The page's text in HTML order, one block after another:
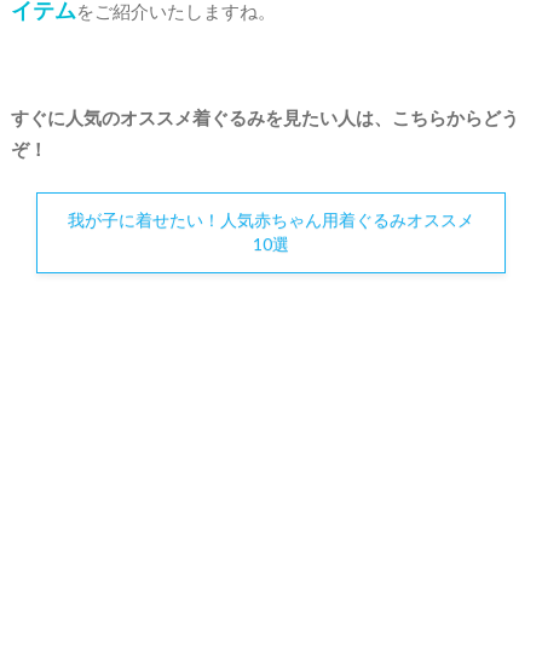
イテムをご紹介いたしますね。
すぐに人気のオススメ着ぐるみを見たい人は、こちらからどう
ぞ！
我が子に着せたい！人気赤ちゃん用着ぐるみオススメ
10選